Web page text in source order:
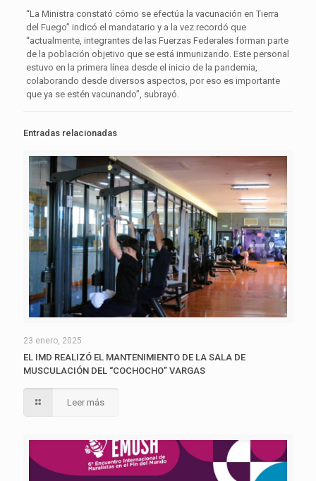
“La Ministra constató cómo se efectúa la vacunación en Tierra
del Fuego” indicó el mandatario y a la vez recordó que
“actualmente, integrantes de las Fuerzas Federales forman parte
de la población objetivo que se está inmunizando. Este personal
estuvo en la primera línea desde el inicio de la pandemia,
colaborando desde diversos aspectos, por eso es importante
que ya se estén vacunando”, subrayó.
Entradas relacionadas
23 enero, 2025
EL IMD REALIZÓ EL MANTENIMIENTO DE LA SALA DE
MUSCULACIÓN DEL “COCHOCHO” VARGAS
Leer más